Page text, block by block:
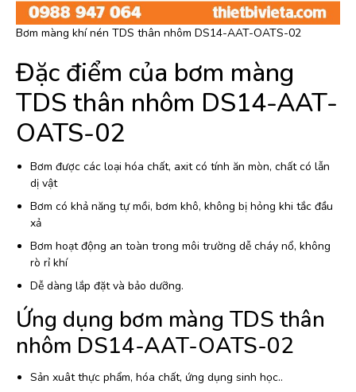
Bơm màng khí nén TDS thân nhôm DS14-AAT-OATS-02
Đặc điểm của bơm màng
TDS thân nhôm DS14-AAT-
OATS-02
Bơm được các loại hóa chất, axit có tính ăn mòn, chất có lẫn
dị vật
Bơm có khả năng tự mồi, bơm khô, không bị hỏng khi tắc đầu
xả
Bơm hoạt động an toàn trong môi trường dễ cháy nổ, không
rò rỉ khí
Dễ dàng lắp đặt và bảo dưỡng.
Ứng dụng bơm màng TDS thân
nhôm DS14-AAT-OATS-02
Sản xuât thực phẩm, hóa chất, ứng dụng sinh học..